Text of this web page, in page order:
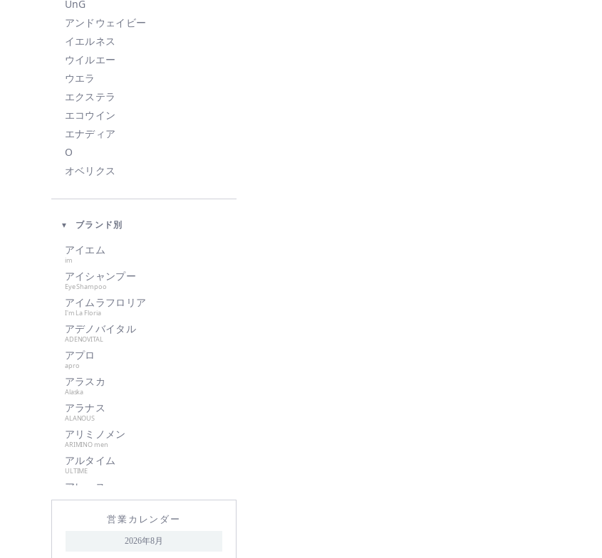
UnG
アンドウェイビー
イエルネス
ウイルエー
ウエラ
エクステラ
エコウイン
エナディア
O
オベリクス
KAHI
KINUJO
肌美和
グッドシング
クラプロックス
グランパーム
クレイツイオン
ケアネス
サハラ・インターナショナルグル
ープ
サントレッグ
GMコーポレーション
season4
シュワルツコフ
自由が丘クリニック
shu uemura
ブランド別
アイエム
im
アイシャンプー
Eye Shampoo
アイムラフロリア
I'm La Floria
アデノバイタル
ADENOVITAL
アプロ
apro
アラスカ
Alaska
アラナス
ALANOUS
アリミノメン
ARIMINO men
アルタイム
ULTIME
アレース
アンダーバープラス
営業カレンダー
2026年8月